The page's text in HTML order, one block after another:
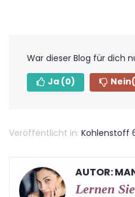
War dieser Blog für dich
Ja (0) Nein
Veröffentlicht in: Kohlenstoff
AUTOR:
Lernen